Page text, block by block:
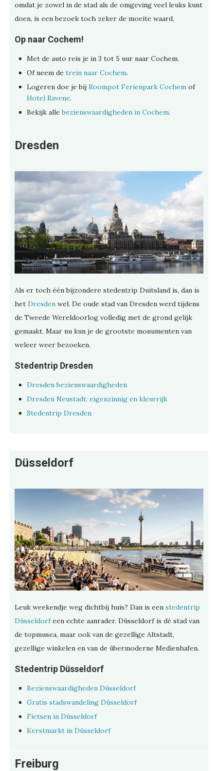
omdat je zowel in de stad als de omgeving veel leuks kunt
doen, is een bezoek toch zeker de moeite waard.
Op naar Cochem!
Met de auto reis je in 3 tot 5 uur naar Cochem.
Of neem de trein naar Cochem.
Logeren doe je bij Roompot Ferienpark Cochem of
Hotel Ravene.
Bekijk allebezienswaardigheden in Cochem.
Dresden
Als er toch één bijzondere stedentrip Duitsland is, dan is
het Dresden wel. De oude stad van Dresden werd tijdens
de Tweede Wereldoorlog volledig met de grond gelijk
gemaakt. Maar nu kun je de grootste monumenten van
weleer weer bezoeken.
Stedentrip Dresden
Dresden bezienswaardigheden
Dresden Neustadt: eigenzinnig en kleurrijk
Stedentrip Dresden
Düsseldorf
Leuk weekendje weg dichtbij huis? Dan is een stedentrip
Düsseldorfeen echte aanrader. Düsseldorf is dé stad van
de topmusea, maar ook van de gezellige Altstadt,
gezellige winkelen en van de übermoderne Medienhafen.
Stedentrip Düsseldorf
Bezienswaardigheden Düsseldorf
Gratis stadswandeling Düsseldorf
Fietsen in Düsseldorf
Kerstmarkt in Düsseldorf
Freiburg